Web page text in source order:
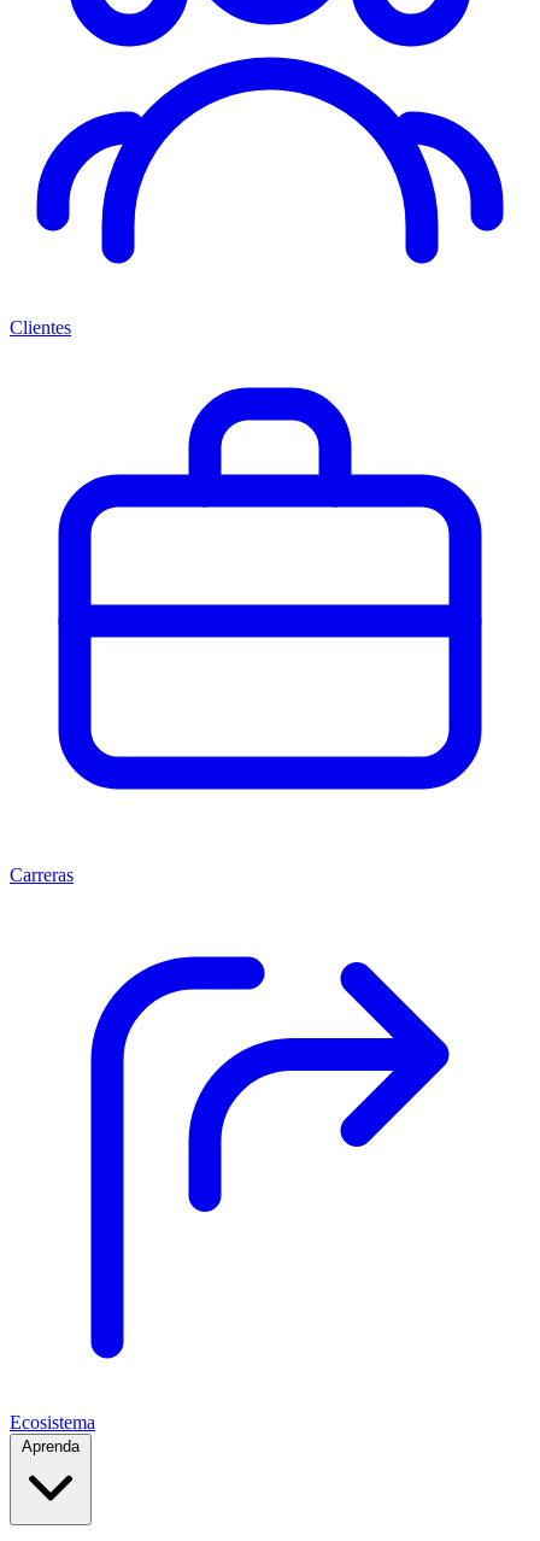
Clientes
Carreras
Ecosistema
Aprenda